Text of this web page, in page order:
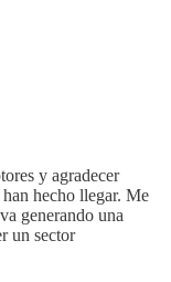
y agradecer
hecho llegar. Me
generando una
un sector